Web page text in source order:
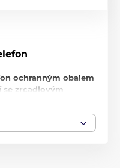
ochranným obalem
zrcadlovým